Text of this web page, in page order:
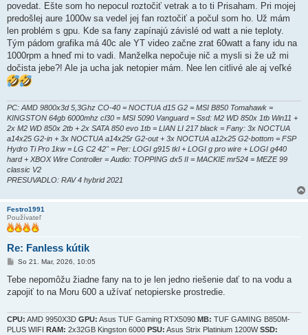
povedat. Ešte som ho nepocul roztočiť vetrak a to ti Prisaham. Pri mojej
predošlej aure 1000w sa vedel jej fan roztočiť a počul som ho. Už mám
len problém s gpu. Kde sa fany zapínajú závislé od watt a nie teploty.
Tým pádom grafika má 40c ale YT video začne zrat 60watt a fany idu na
1000rpm a hneď mi to vadi. Manželka nepočuje nič a mysli si že už mi
dočista jebe?! Ale ja ucha jak netopier mám. Nee len citlivé ale aj veľké
PC: AMD 9800x3d 5,3Ghz CO-40 = NOCTUA d15 G2 = MSI B850 Tomahawk =
KINGSTON 64gb 6000mhz cl30 = MSI 5090 Vanguard = Ssd: M2 WD 850x 1tb Win11 +
2x M2 WD 850x 2tb + 2x SATA 850 evo 1tb = LIAN LI 217 black = Fany: 3x NOCTUA
a14x25 G2-in + 3x NOCTUA a14x25r G2-out + 3x NOCTUA a12x25 G2-bottom = FSP
Hydro Ti Pro 1kw = LG C2 42" = Per: LOGI g915 tkl + LOGI g pro wire + LOGI g440
hard + XBOX Wire Controller = Audio: TOPPING dx5 II = MACKIE mr524 = MEZE 99
classic V2
PRESUVADLO: RAV 4 hybrid 2021
Festro1991
Používateľ
Re: Fanless kútik
P
í
p
o
k
So 21. Mar, 2026, 10:05
Tebe nepomôžu žiadne fany na to je len jedno riešenie dať to na vodu a
zapojiť to na Moru 600 a užívať netopierske prostredie.
CPU: AMD 9950X3D GPU: Asus TUF Gaming RTX5090 MB: TUF GAMING B850M-
PLUS WIFI
RAM: 2x32GB Kingston 6000 PSU: Asus Strix Platinium 1200WSSD: